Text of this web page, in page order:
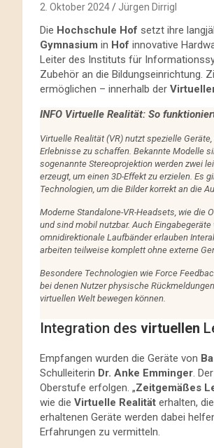
2. Oktober 2024 Jürgen Dirrigl
Die Hochschule Hof setzt ihre
Gymnasium in Hof innovative
Leiter des Instituts für
Zubehör an die Bildungseinrichtung.
ermöglichen – innerhalb der
INFO Virtuelle Realität: So
Virtuelle Realität (VR) nutzt spezielle
Erlebnisse zu schaffen. Bekannte Modelle
sogenannte Stereoprojektion werden zwei
erzeugt, um einen 3D-Effekt zu erzielen. Es
Technologien, um die Bilder korrekt an die
Moderne Standalone-VR-Headsets, wie die
und sind mobil nutzbar. Auch
omnidirektionale Laufbänder erlauben
arbeiten teilweise komplett ohne externe
Besondere Technologien wie Force
bei denen Nutzer physische
virtuellen Welt bewegen können.
Integration des virtuellen
Empfangen wurden die Geräte von
Schulleiterin Dr. Anke Emminger .
Oberstufe erfolgen. „Zeitgemäßes
wie die Virtuelle Realität erhalten,
erhaltenen Geräte werden dabei
Erfahrungen zu vermitteln.